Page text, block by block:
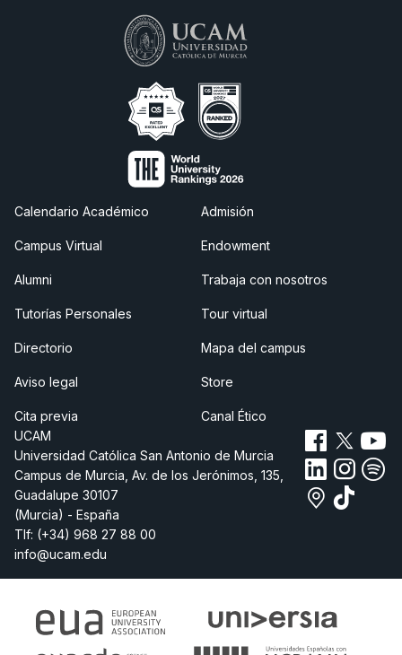
Calendario Académico
Campus Virtual
Alumni
Tutorías Personales
Directorio
Aviso legal
Cita previa
Admisión
Endowment
Trabaja con nosotros
Tour virtual
Mapa del campus
Store
Canal Ético
UCAM
Universidad Católica San Antonio de Murcia
Campus de Murcia, Av. de los Jerónimos, 135,
Guadalupe 30107
(Murcia) - España
Tlf: (+34) 968 27 88 00
info@ucam.edu